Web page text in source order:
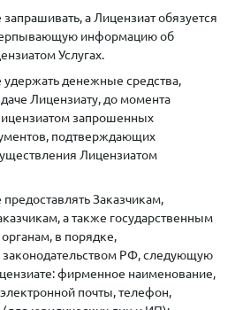
а Лицензиат обязуется
информацию об
Услугах.
удержать денежные средства,
Лицензиату, до момента
запрошенных
подтверждающих
Лицензиатом
Заказчикам,
а также государственным
в порядке,
РФ, следующую
фирменное наименование,
почты, телефон,